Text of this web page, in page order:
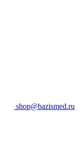
shop@bazismed.ru